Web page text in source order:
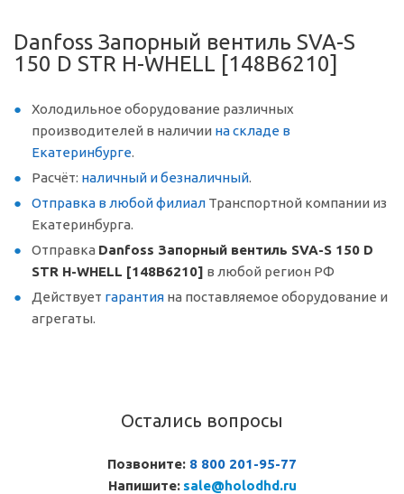
Danfoss Запорный вентиль SVA-S
150 D STR H-WHELL [148B6210]
Холодильное оборудование различных
производителей в наличии на складе в
Екатеринбурге.
Расчёт: наличный и безналичный.
Отправка в любой филиал Транспортной компании из
Екатеринбурга.
Отправка Danfoss Запорный вентиль SVA-S 150 D
STR H-WHELL [148B6210] в любой регион РФ
Действует гарантия на поставляемое оборудование и
агрегаты.
Остались вопросы
Позвоните: 8 800 201-95-77
Напишите: sale@holodhd.ru